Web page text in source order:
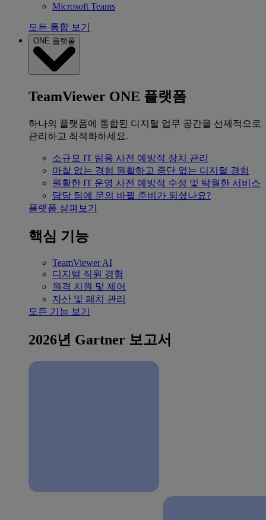
Microsoft Teams
모든 통합 보기
ONE 플랫폼
TeamViewer ONE 플랫폼
하나의 플랫폼에 통합된 디지털 업무 공간을 선제적으로
관리하고 최적화하세요.
소규모 IT 팀용 사전 예방적 장치 관리
마찰 없는 경험 원활하고 중단 없는 디지털 경험
원활한 IT 운영 사전 예방적 수정 및 탁월한 서비스
담당 팀에 문의 바뀔 준비가 되셨나요?
플랫폼 살펴보기
핵심 기능
TeamViewer AI
디지털 직원 경험
원격 지원 및 제어
자산 및 패치 관리
모든 기능 보기
2026년 Gartner 보고서